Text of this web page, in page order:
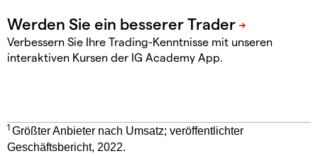
Verbessern Sie Ihre Trading-Kenntnisse mit unseren
interaktiven Kursen der IG Academy App.
1 Größter Anbieter nach Umsatz; veröffentlichter
Geschäftsbericht, 2022.